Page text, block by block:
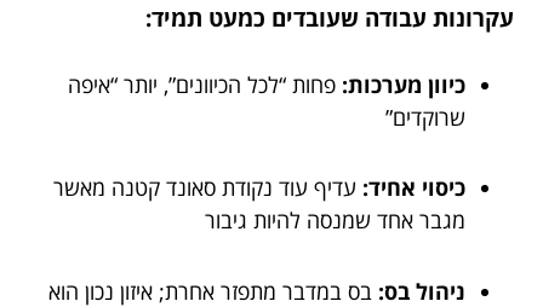
עקרונות עבודה שעובדים כמעט תמיד:
כיוון מערכות: פחות “לכל הכיוונים”, יותר “איפה
שרוקדים”
כיסוי אחיד: עדיף עוד נקודת סאונד קטנה מאשר
מגבר אחד שמנסה להיות גיבור
ניהול בס: בס במדבר מתפזר אחרת; איזון נכון הוא